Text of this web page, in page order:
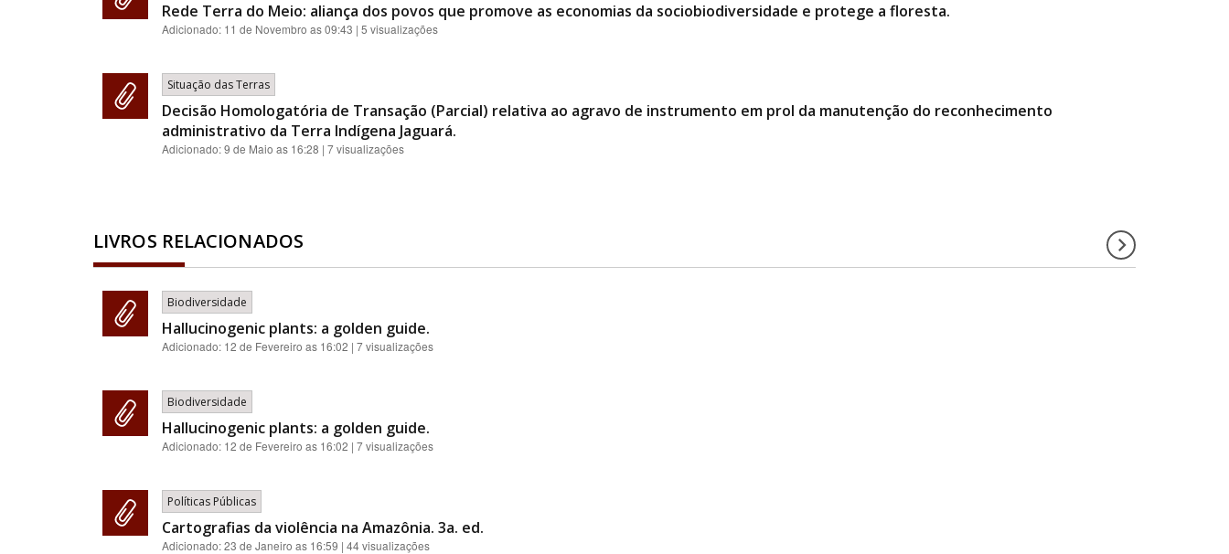
Rede Terra do Meio: aliança dos povos que promove as economias da sociobiodiversidade e protege a floresta.
Adicionado: 11 de Novembro as 09:43 | 5 visualizações
Situação das Terras
Decisão Homologatória de Transação (Parcial) relativa ao agravo de instrumento em prol da manutenção do reconhecimento
administrativo da Terra Indígena Jaguará.
Adicionado:9 de Maio as 16:28 | 7 visualizações
LIVROS RELACIONADOS
Biodiversidade
Hallucinogenic plants: a golden guide.
Adicionado: 12 de Fevereiro as 16:02 | 7 visualizações
Biodiversidade
Hallucinogenic plants: a golden guide.
Adicionado: 12 de Fevereiro as 16:02 | 7 visualizações
Políticas Públicas
Cartografias da violência na Amazônia. 3a. ed.
Adicionado:23 de Janeiro as 16:59 | 44 visualizações